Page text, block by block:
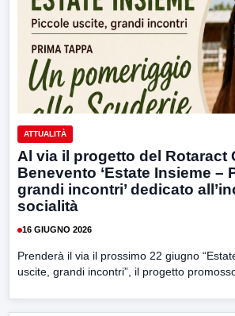
ATTUALITÀ
Al via il progetto del Rotaract
Benevento ‘Estate Insieme –
grandi incontri’ dedicato
socialità
16 GIUGNO 2026
Prenderà il via il prossimo 22 giugno
uscite, grandi incontri”, il progetto promosso